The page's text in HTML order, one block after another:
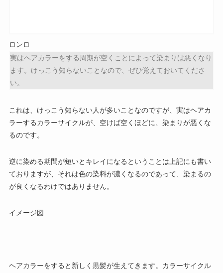
ロンロ
実はヘアカラーをする周期が空くことによって染まりは悪くなり
ます。けっこう知らないことなので、ぜひ覚えておいてくださ
い。
これは、けっこう知らない人が多いことなのですが、実はヘアカ
ラーするカラーサイクルが、空けば空くほどに、染まりが悪くな
るのです。
逆に染める期間が短いとキレイになるということは上記にも書い
ておりますが、それは色の染料が濃くなるのであって、染まるの
が良くなるわけではありません。
イメージ図
ヘアカラーをすると新しく黒髪が生えてきます。カラーサイクル